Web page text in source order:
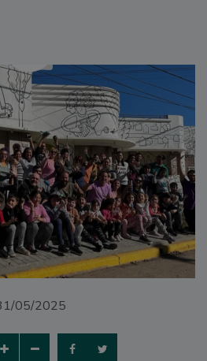
05/2025